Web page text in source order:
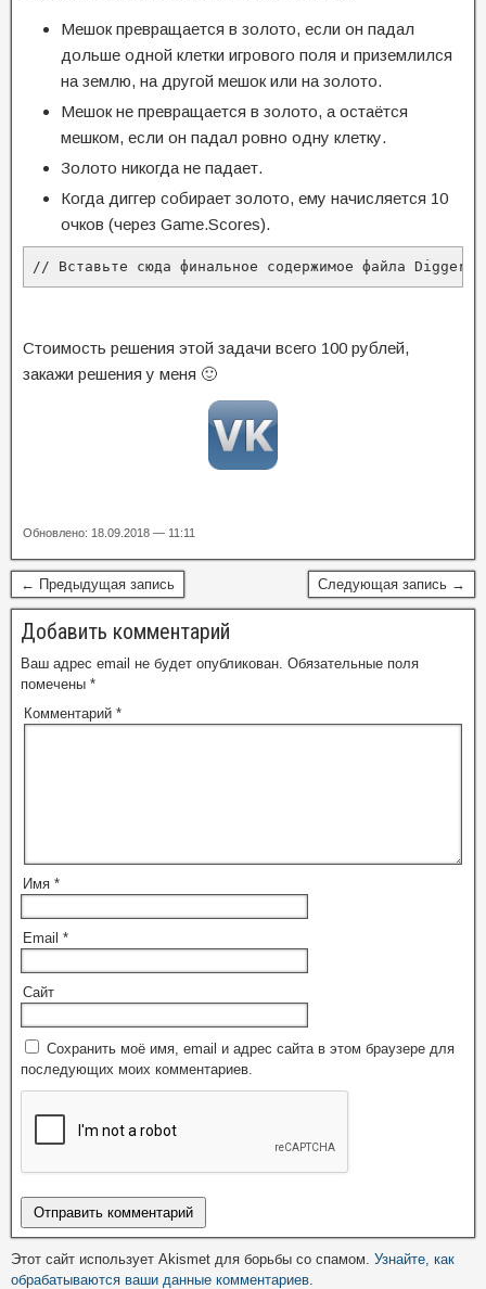
Мешок превращается в золото, если он падал
дольше одной клетки игрового поля и приземлился
на землю, на другой мешок или на золото.
Мешок не превращается в золото, а остаётся
мешком, если он падал ровно одну клетку.
Золото никогда не падает.
Когда диггер собирает золото, ему начисляется 10
очков (через Game.Scores).
// Вставьте сюда финальное содержимое файла
Стоимость решения этой задачи всего 100 рублей,
закажи решения у меня 🙂
Обновлено: 18.09.2018 — 11:11
← Предыдущая запись Следующая запись →
Добавить комментарий
Ваш адрес email не будет опубликован. Обязательные поля
помечены *
Комментарий *
Имя *
Email *
Сайт
Сохранить моё имя, email и адрес сайта в этом браузере для
последующих моих комментариев.
Этот сайт использует Akismet для борьбы со спамом. Узнайте, как
обрабатываются ваши данные комментариев.